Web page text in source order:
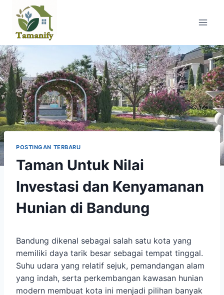
content
POSTINGAN TERBARU
Taman Untuk Nilai
Investasi dan Kenyamanan
Hunian di Bandung
Bandung dikenal sebagai salah satu kota yang
memiliki daya tarik besar sebagai tempat tinggal.
Suhu udara yang relatif sejuk, pemandangan alam
yang indah, serta perkembangan kawasan hunian
modern membuat kota ini menjadi pilihan banyak